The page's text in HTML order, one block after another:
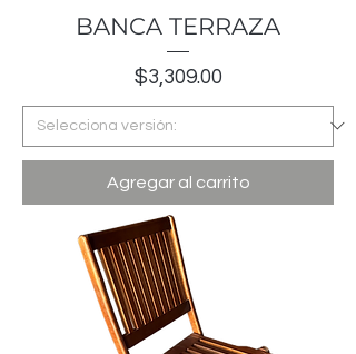
BANCA TERRAZA
Precio
$3,309.00
Agregar al carrito